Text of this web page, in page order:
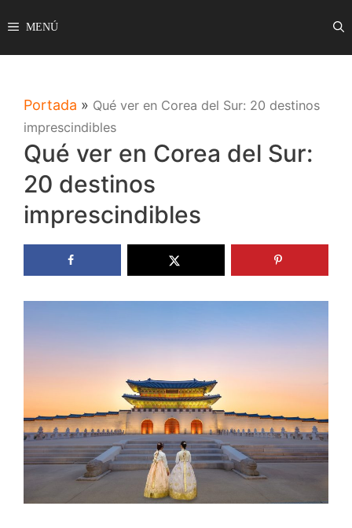
al
contenido
MENÚ
Portada » Qué ver en Corea del Sur: 20 destinos
imprescindibles
Qué ver en Corea del Sur:
20 destinos
imprescindibles